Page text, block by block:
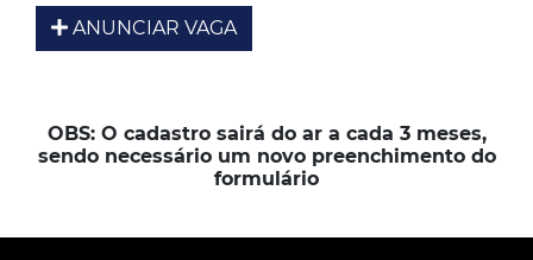
ANUNCIAR VAGA
OBS: O cadastro sairá do ar a cada 3 meses,
sendo necessário um novo preenchimento do
formulário